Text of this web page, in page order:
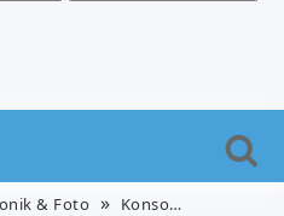
& Foto Konsolen & Zubehör